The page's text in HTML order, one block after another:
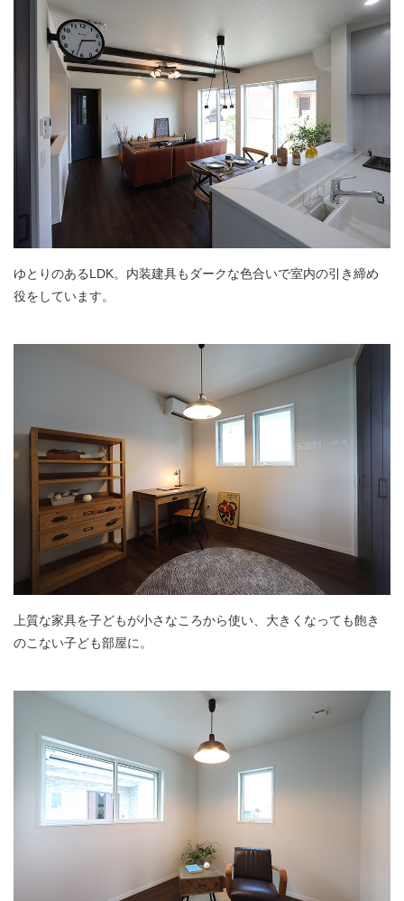
ゆとりのあるLDK。内装建具もダークな色合いで室内の引き締め
役をしています。
上質な家具を子どもが小さなころから使い、大きくなっても飽き
のこない子ども部屋に。